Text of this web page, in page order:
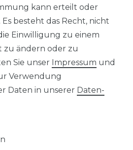
avancarte.de/
unter: 0421 - 434430
mit
kann erteilt oder
besteht das Recht, nicht
Einwilligung zu einem
ändern oder zu
Sie unser Impressum und
Verwendung
Daten in unserer Daten­